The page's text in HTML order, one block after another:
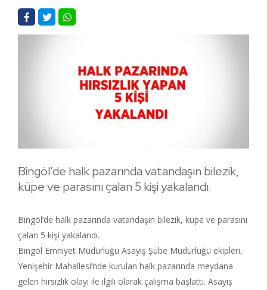
Bingöl’de halk pazarında vatandaşın bilezik,
küpe ve parasını çalan 5 kişi yakalandı.
Bingöl’de halk pazarında vatandaşın bilezik, küpe ve parasını
çalan 5 kişi yakalandı.
Bingöl Emniyet Müdürlüğü Asayiş Şube Müdürlüğü ekipleri,
Yenişehir Mahallesi’nde kurulan halk pazarında meydana
gelen hırsızlık olayı ile ilgili olarak çalışma başlattı. Asayiş